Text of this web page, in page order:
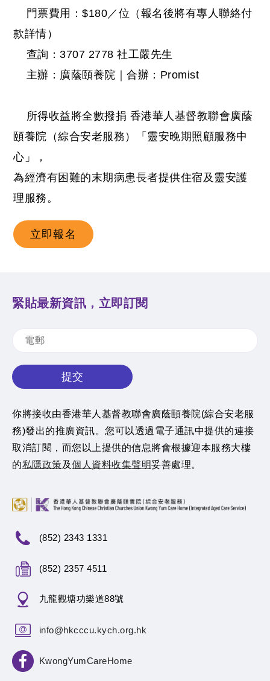
門票費用：$180／位（報名後將有專人聯絡付
款詳情）
查詢：3707 2778 社工嚴先生
主辦：廣蔭頤養院｜合辦：Promist
所得收益將全數撥捐 香港華人基督教聯會廣蔭
頤養院（綜合安老服務）「靈安晚期照顧服務中
心」，
為經濟有困難的末期病患長者提供住宿及靈安護
理服務。
立即報名
緊貼最新資訊，立即訂閱
提交
你將接收由香港華人基督教聯會廣蔭頤養院(綜合安老服
務)發出的推廣資訊。您可以透過電子通訊中提供的連接
取消訂閱，而您以上提供的信息將會根據迎本服務大樓
的私隱政策及個人資料收集聲明妥善處理。
(852) 2343 1331
(852) 2357 4511
九龍觀塘功樂道88號
info@hkcccu.kych.org.hk
KwongYumCareHome